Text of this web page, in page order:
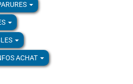
ACHAT